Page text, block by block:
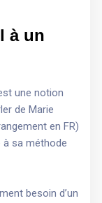
à un
une notion
de Marie
en FR)
à sa méthode
besoin d’un